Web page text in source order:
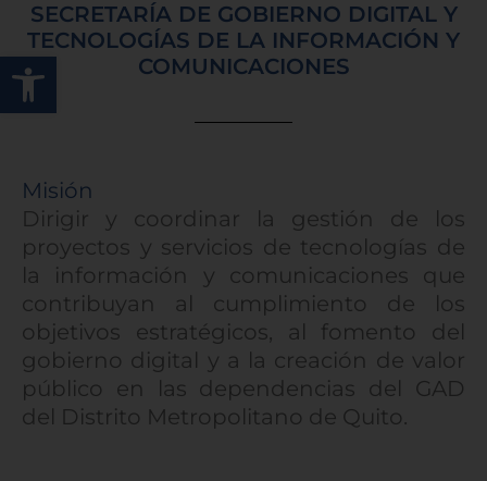
Abrir barra de herramientas
SECRETARÍA DE GOBIERNO DIGITAL Y
TECNOLOGÍAS DE LA INFORMACIÓN Y
COMUNICACIONES
Misión
Dirigir y coordinar la gestión de los
proyectos y servicios de tecnologías de
la información y comunicaciones que
contribuyan al cumplimiento de los
objetivos estratégicos, al fomento del
gobierno digital y a la creación de valor
público en las dependencias del GAD
del Distrito Metropolitano de Quito.